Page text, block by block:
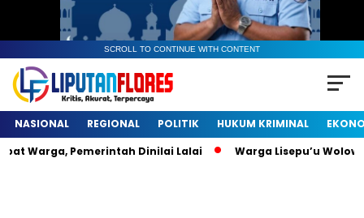
SCROLL TO CONTINUE WITH CONTENT
NASIONAL REGIONAL POLITIK HUKUM KRIMINAL
Warga, Pemerintah Dinilai Lalai
Warga Lisepu’u